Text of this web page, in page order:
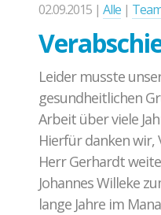
02.09.2015 | Alle |
Leider musste
gesundheitlichen
Arbeit über viele
Hierfür danken wir,
Herr Gerhardt
Johannes Willeke
lange Jahre im